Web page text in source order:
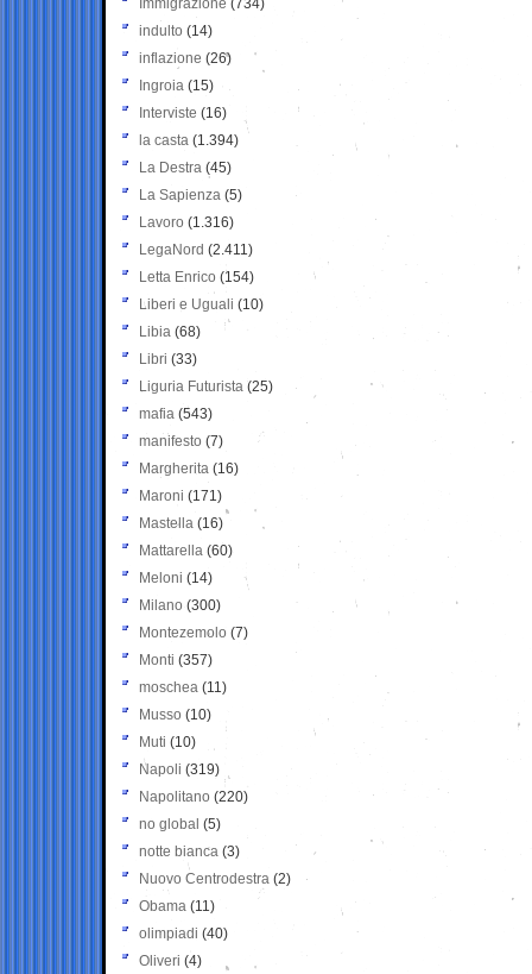
Immigrazione (734)
indulto (14)
inflazione (26)
Ingroia (15)
Interviste (16)
la casta (1.394)
La Destra (45)
La Sapienza (5)
Lavoro (1.316)
LegaNord (2.411)
Letta Enrico (154)
Liberi e Uguali (10)
Libia (68)
Libri (33)
Liguria Futurista (25)
mafia (543)
manifesto (7)
Margherita (16)
Maroni (171)
Mastella (16)
Mattarella (60)
Meloni (14)
Milano (300)
Montezemolo (7)
Monti (357)
moschea (11)
Musso (10)
Muti (10)
Napoli (319)
Napolitano (220)
no global (5)
notte bianca (3)
Nuovo Centrodestra (2)
Obama (11)
olimpiadi (40)
Oliveri (4)